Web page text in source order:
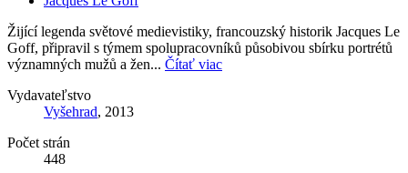
Žijící legenda světové medievistiky, francouzský historik Jacques Le
Goff, připravil s týmem spolupracovníků působivou sbírku portrétů
významných mužů a žen... Čítať viac
Vydavateľstvo
Vyšehrad, 2013
Počet strán
448